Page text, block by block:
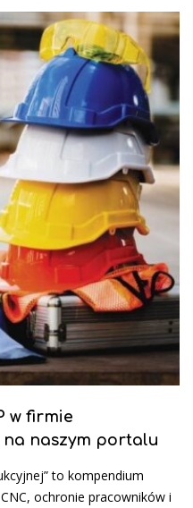
w firmie
na naszym portalu
to kompendium
ochronie pracowników i